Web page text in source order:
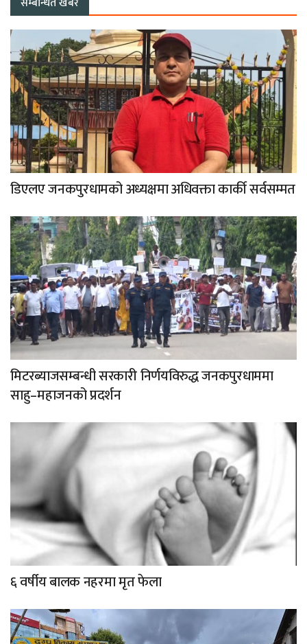
डिएलए जनकपुरधामको अध्यक्षमा अधिवक्ता कार्की सर्वसम्मत
मिटरब्याजसम्बन्धी सरकारी निर्णयविरुद्ध जनकपुरधाममा
साहु–महाजनको प्रदर्शन
६ वर्षीय बालक नहरमा मृत फेला